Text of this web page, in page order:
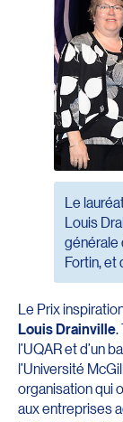
Le
Louis
générale
Fortin, et
Le Prix
Louis Drainville.
l’UQAR et d’un
l’Université
organisation qui
aux entreprises